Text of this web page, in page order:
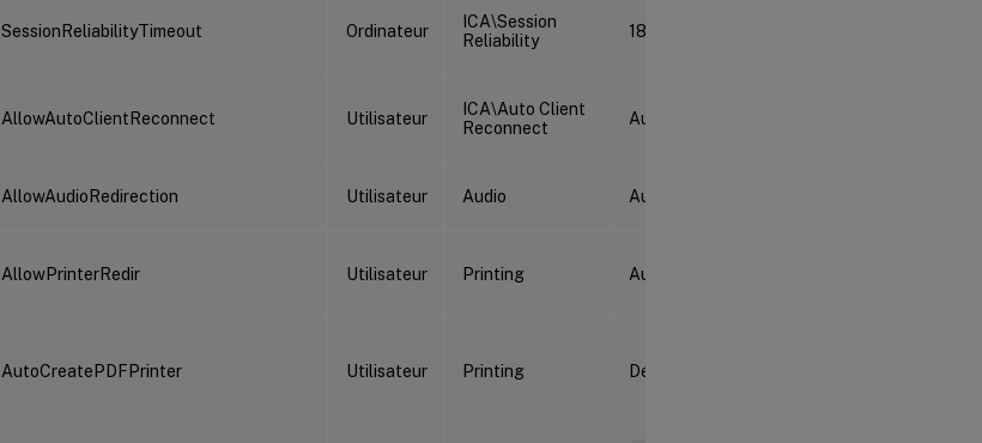
SessionReliabilityTimeout Ordinateur
ICA\Session
Reliability
180 s
AllowAutoClientReconnect Utilisateur
ICA\Auto Client
Reconnect
Autorisé (1)
AllowAudioRedirection Utilisateur Audio Autorisé (1)
AllowPrinterRedir Utilisateur Printing Autorisé (1)
AutoCreatePDFPrinter Utilisateur Printing Désactivé (0)